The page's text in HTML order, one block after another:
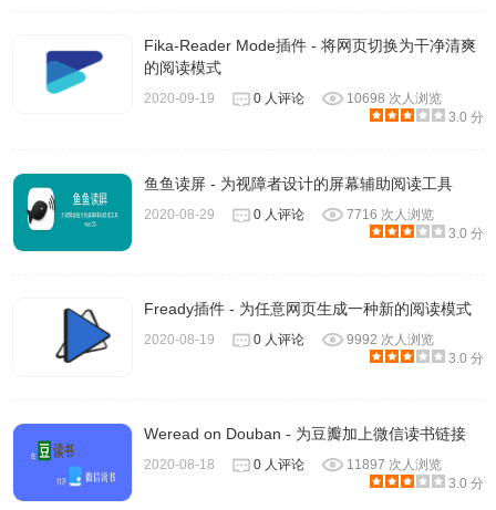
Fika-Reader Mode插件 - 将网页切换为干净清爽
的阅读模式
2020-09-19 0 人评论
10698 次人浏览
3.0 分
鱼鱼读屏 - 为视障者设计的屏幕辅助阅读工具
2020-08-29 0 人评论
7716 次人浏览
3.0 分
Fready插件 - 为任意网页生成一种新的阅读模式
2020-08-19 0 人评论
9992 次人浏览
3.0 分
Weread on Douban - 为豆瓣加上微信读书链接
2020-08-18 0 人评论
11897 次人浏览
3.0 分